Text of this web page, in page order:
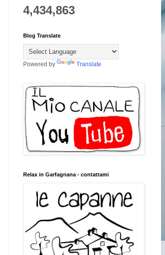
4,434,863
Blog Translate
Powered by Translate
Relax in Garfagnana - contattami